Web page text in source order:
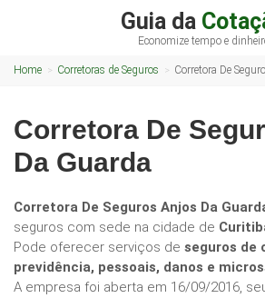
Guia da
Economize tempo e
Home Corretoras de Seguros Corretora De
Corretora De
Da Guarda
Corretora De Seguros Anjos Da
seguros com sede na cidade de
Pode oferecer serviços de seguros de
previdência, pessoais, danos e
A empresa foi aberta em 16/09/2016,